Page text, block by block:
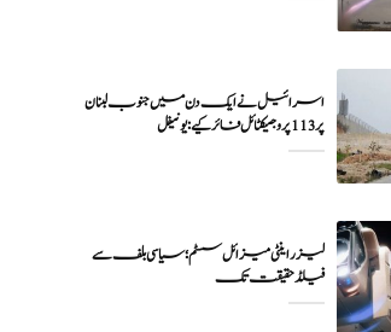
اسرائیل نے ایک دن میں جنوب لبنان
پر 113 پروجیکٹائل فائر کیے: یونیفل
لیزر اینٹی میزائل سسٹم؛ سیاسی بلف سے
فیلڈ حقیقت تک